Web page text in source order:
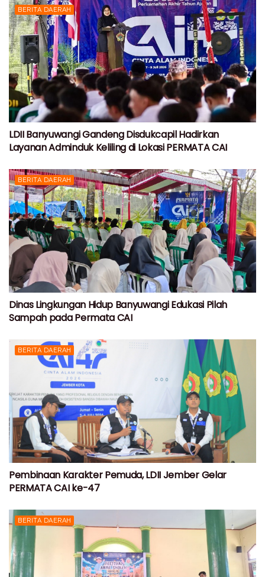
BERITA DAERAH
LDII Banyuwangi Gandeng Disdukcapil Hadirkan
Layanan Adminduk Keliling di Lokasi PERMATA CAI
BERITA DAERAH
Dinas Lingkungan Hidup Banyuwangi Edukasi Pilah
Sampah pada Permata CAI
BERITA DAERAH
Pembinaan Karakter Pemuda, LDII Jember Gelar
PERMATA CAI ke-47
BERITA DAERAH